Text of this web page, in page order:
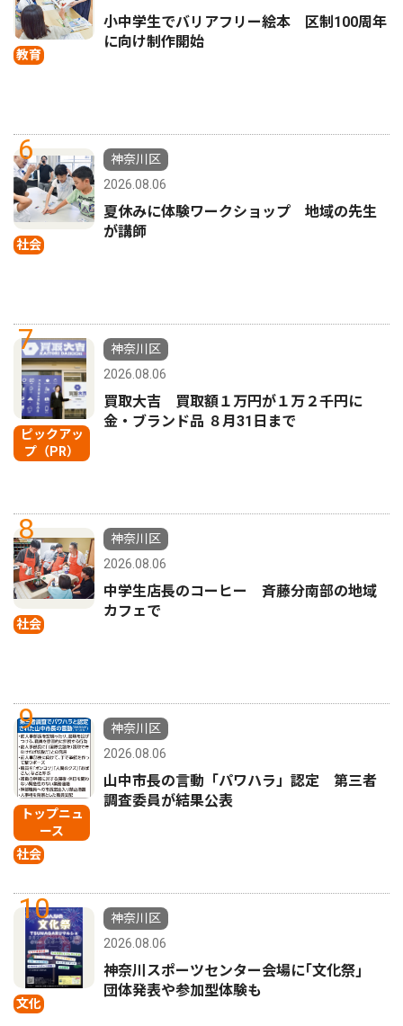
教育
小中学生でバリアフリー絵本 区制100周年
に向け制作開始
6
社会
神奈川区
2026.08.06
夏休みに体験ワークショップ 地域の先生
が講師
7
ピックアッ
プ（PR）
神奈川区
2026.08.06
買取大吉 買取額１万円が１万２千円に
金・ブランド品 ８月31日まで
8
社会
神奈川区
2026.08.06
中学生店長のコーヒー 斉藤分南部の地域
カフェで
9
トップニュ
ース
社会
神奈川区
2026.08.06
山中市長の言動「パワハラ」認定 第三者
調査委員が結果公表
10
文化
神奈川区
2026.08.06
神奈川スポーツセンター会場に｢文化祭｣
団体発表や参加型体験も